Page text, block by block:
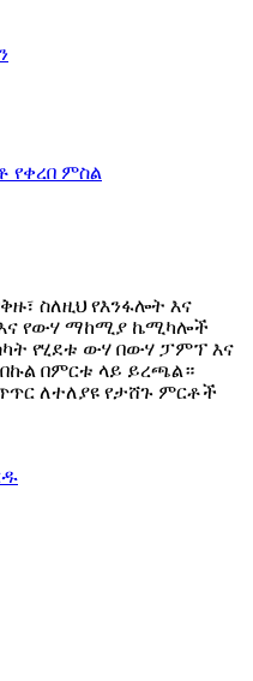
ስለዚህ የእንፋሎት እና
የውሃ ማከሚያ ኬሚካሎች
የሂደቱ ውሃ በውሃ ፓምፕ እና
በምርቱ ላይ ይረጫል።
ለተለያዩ የታሸጉ ምርቶች